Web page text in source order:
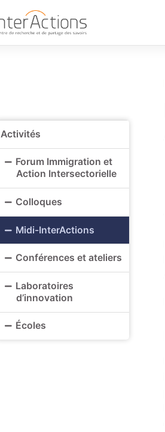
Activités
Forum Immigration et
Action Intersectorielle
Colloques
Midi-InterActions
Conférences et ateliers
Laboratoires
d’innovation
Écoles